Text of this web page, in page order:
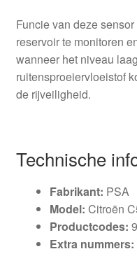
Funcie van deze
reservoir te monitoren
wanneer het niveau
ruitensproeiervloeistof
de rijveiligheid.
Technische
Fabrikant: PSA
Model: Citroën
Productcodes:
Extra nummers: